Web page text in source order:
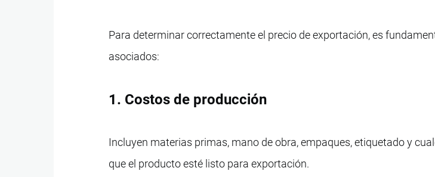
Para determinar correctamente el precio de exportación, es
asociados:
1. Costos de producción
Incluyen materias primas, mano de obra, empaques, etiquetado y
que el producto esté listo para exportación.